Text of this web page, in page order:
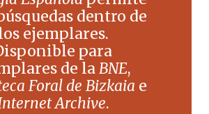
dentro de
ejemplares.
para
de laBNE,
Foral de Bizkaia e
Archive.